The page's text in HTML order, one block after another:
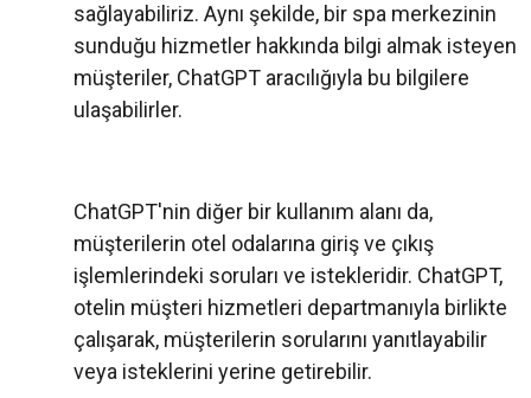
sağlayabiliriz. Aynı şekilde, bir spa merkezinin
sunduğu hizmetler hakkında bilgi almak isteyen
müşteriler, ChatGPT aracılığıyla bu bilgilere
ulaşabilirler.
ChatGPT'nin diğer bir kullanım alanı da,
müşterilerin otel odalarına giriş ve çıkış
işlemlerindeki soruları ve istekleridir. ChatGPT,
otelin müşteri hizmetleri departmanıyla birlikte
çalışarak, müşterilerin sorularını yanıtlayabilir
veya isteklerini yerine getirebilir.